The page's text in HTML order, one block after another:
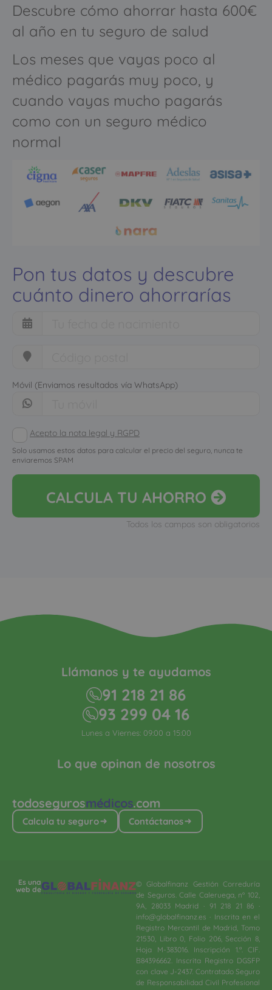
Descubre cómo ahorrar hasta 600€
al año en tu seguro de salud
Los meses que vayas poco al
médico pagarás muy poco, y
cuando vayas mucho pagarás
como con un seguro médico
normal
Pon tus datos y descubre
cuánto dinero ahorrarías
Móvil (Enviamos resultados vía WhatsApp)
Acepto la nota legal y RGPD
Solo usamos estos datos para calcular el precio del seguro, nunca te
enviaremos SPAM
CALCULA TU AHORRO
Todos los campos son obligatorios
todosegurosmédicos.com
Calcula tu seguro Contáctanos
Lo que opinan de nosotros
Llámanos y te ayudamos
91 218 21 86
93 299 04 16
Lunes a Viernes: 09:00 a 15:00
Es una
web de
© Globalfinanz Gestión Correduría
de Seguros. Calle Caleruega, nº 102,
9A, 28033 Madrid · 91 218 21 86 ·
info@globalfinanz.es · Inscrita en el
Registro Mercantil de Madrid, Tomo
21530, Libro 0, Folio 206, Sección 8,
Hoja M-383016. Inscripción 1.ª. CIF.
B84396662. Inscrita Registro DGSFP
con clave J-2437. Contratado Seguro
de Responsabilidad Civil Profesional